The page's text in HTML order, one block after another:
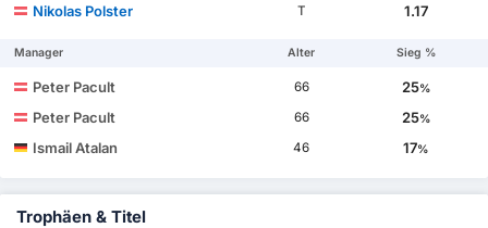
Nikolas Polster
T 1.17
Manager Alter Sieg %
Peter Pacult 66 25%
Peter Pacult 66 25%
Ismail Atalan 46 17%
Trophäen & Titel